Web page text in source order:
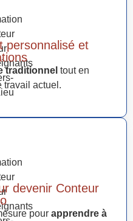
personnalisé et
traditionnel tout en
travail actuel.
devenir Conteur
pour apprendre à